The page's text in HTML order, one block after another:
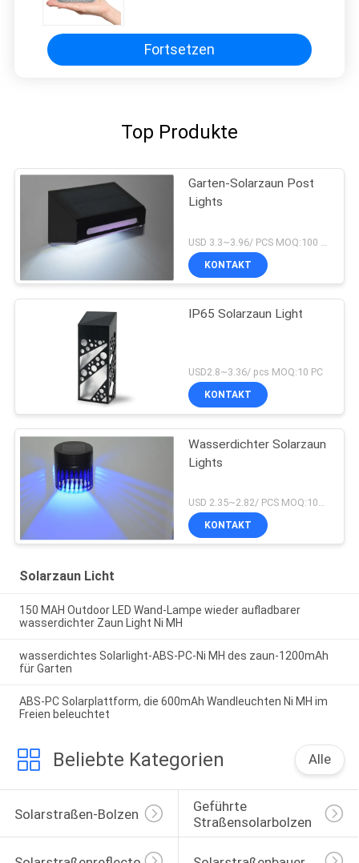
Fortsetzen
Top Produkte
Garten-Solarzaun Post
Lights
KONTAKT
IP65 Solarzaun Light
USD2.8~3.36/ pcs MOQ:10 PC
KONTAKT
Wasserdichter Solarzaun
Lights
USD 2.35~2.82/ PCS MOQ:10pcs
KONTAKT
Solarzaun Licht
150 MAH Outdoor LED Wand-Lampe wieder aufladbarer
wasserdichter Zaun Light Ni MH
wasserdichtes Solarlight-ABS-PC-Ni MH des zaun-1200mAh
für Garten
ABS-PC Solarplattform, die 600mAh Wandleuchten Ni MH im
Freien beleuchtet
Beliebte Kategorien Alle
Solarstraßen-Bolzen
Geführte
Straßensolarbolzen